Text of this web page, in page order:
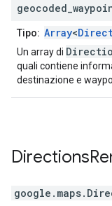
geocoded
Tipo: Array<
Un array di
quali contiene
destinazione e
Directions
google.maps.